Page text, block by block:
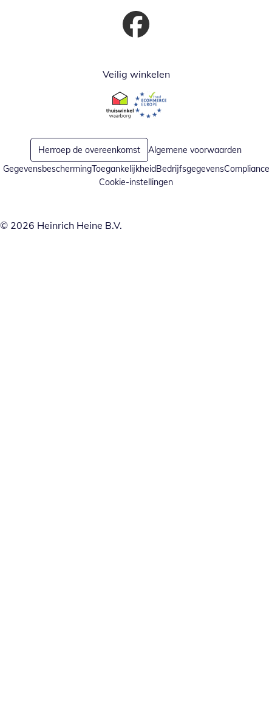
Opent in nieuw venster
Veilig winkelen
Opent in nieuw venster
Opent in nieuw venster
Herroep de overeenkomst
Algemene voorwaarden
GegevensbeschermingToegankelijkheidBedrijfsgegevensCompliance
Cookie-instellingen
© 2026 Heinrich Heine B.V.